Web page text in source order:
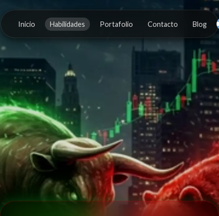
Inicio Habilidades Portafolio Contacto Blog